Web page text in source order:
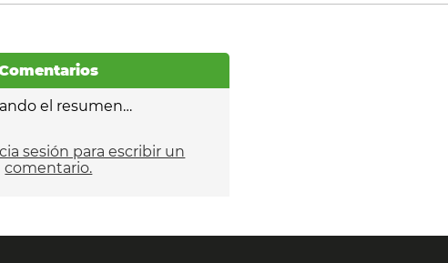
el resumen…
sesión para escribir un
comentario.